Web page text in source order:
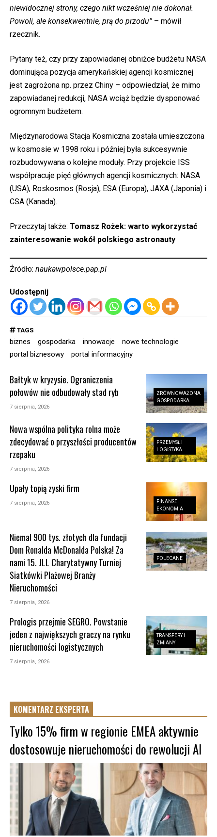
niewidocznej strony, czego nikt wcześniej nie dokonał.
Powoli, ale konsekwentnie, prą do przodu”– mówił
rzecznik.
Pytany też, czy przy zapowiadanej obniżce budżetu NASA
dominująca pozycja amerykańskiej agencji kosmicznej
jest zagrożona np. przez Chiny – odpowiedział, że mimo
zapowiadanej redukcji, NASA wciąż będzie dysponować
ogromnym budżetem.
Międzynarodowa Stacja Kosmiczna została umieszczona
w kosmosie w 1998 roku i później była sukcesywnie
rozbudowywana o kolejne moduły. Przy projekcie ISS
współpracuje pięć głównych agencji kosmicznych: NASA
(USA), Roskosmos (Rosja), ESA (Europa), JAXA (Japonia) i
CSA (Kanada).
Przeczytaj także: Tomasz Rożek: warto wykorzystać
zainteresowanie wokół polskiego astronauty
Źródło: naukawpolsce.pap.pl
Udostępnij
TAGS
biznes gospodarka innowacje
nowe technologie
portal biznesowy
portal informacyjny
ZRÓWNOWAŻONA
GOSPODARKA
Bałtyk w kryzysie. Ograniczenia
połowów nie odbudowały stad ryb
7 sierpnia, 2026
PRZEMYSŁ I
LOGISTYKA
Nowa wspólna polityka rolna może
zdecydować o przyszłości producentów
rzepaku
7 sierpnia, 2026
FINANSE I
EKONOMIA
Upały topią zyski firm
7 sierpnia, 2026
POLECANE
Niemal 900 tys. złotych dla fundacji
Dom Ronalda McDonalda Polska! Za
nami 15. JLL Charytatywny Turniej
Siatkówki Plażowej Branży
Nieruchomości
7 sierpnia, 2026
TRANSFERY I
ZMIANY
Prologis przejmie SEGRO. Powstanie
jeden z największych graczy na rynku
nieruchomości logistycznych
7 sierpnia, 2026
KOMENTARZ EKSPERTA
Tylko 15% firm w regionie EMEA aktywnie
dostosowuje nieruchomości do rewolucji AI